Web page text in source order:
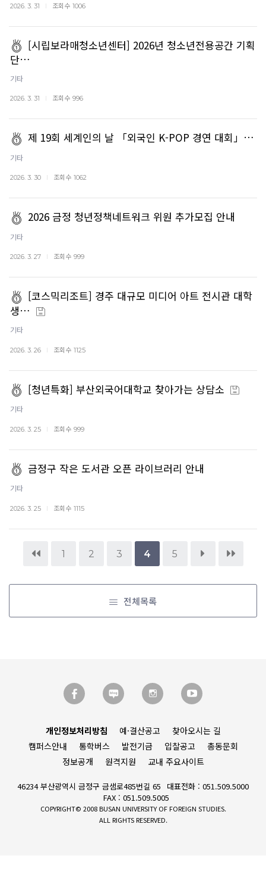
2026. 3. 31 조회수 1006
[시립보라매청소년센터] 2026년 청소년전용공간 기획
단…
기타
2026. 3. 31 조회수 996
제 19회 세계인의 날 「외국인 K-POP 경연 대회」…
기타
2026. 3. 30 조회수 1062
2026 금정 청년정책네트워크 위원 추가모집 안내
기타
2026. 3. 27 조회수 999
[코스믹리조트] 경주 대규모 미디어 아트 전시관 대학
생…
기타
2026. 3. 26 조회수 1125
[청년특화] 부산외국어대학교 찾아가는 상담소
기타
2026. 3. 25 조회수 999
금정구 작은 도서관 오픈 라이브러리 안내
기타
2026. 3. 25 조회수 1115
1 2 3 4 5
전체목록
개인정보처리방침 예·결산공고
찾아오시는 길
캠퍼스안내
통학버스 발전기금 입찰공고
총동문회
정보공개
원격지원 교내 주요사이트
46234 부산광역시 금정구 금샘로485번길 65
대표전화 : 051.509.5000
FAX : 051.509.5005
COPYRIGHT© 2008 BUSAN UNIVERSITY OF FOREIGN STUDIES.
ALL RIGHTS RESERVED.